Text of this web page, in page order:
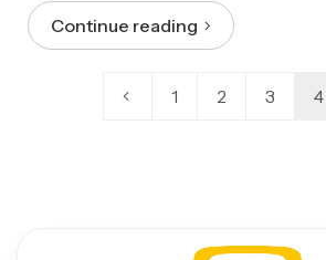
Continue reading
1 2 3 4